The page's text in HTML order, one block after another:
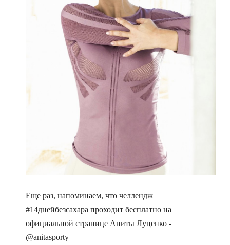
Еще раз, напоминаем, что челлендж
#14днейбезсахара проходит бесплатно на
официальной странице Аниты Луценко -
@anitasporty